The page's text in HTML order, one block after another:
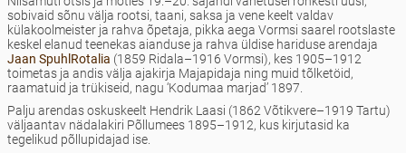
sobivaid sõnu välja rootsi, taani, saksa ja vene keelt valdav
külakoolmeister ja rahva õpetaja, pikka aega Vormsi saarel rootslaste
keskel elanud teenekas aianduse ja rahva üldise hariduse arendaja
Jaan SpuhlRotalia (1859 Ridala–1916 Vormsi), kes 1905–1912
toimetas ja andis välja ajakirja Majapidaja ning muid tõlketöid,
raamatuid ja trükiseid, nagu ‘Kodumaa marjad’ 1897.
Palju arendas oskuskeelt Hendrik Laasi (1862 Võtikvere–1919 Tartu)
väljaantav nädalakiri Põllumees 1895–1912, kus kirjutasid ka
tegelikud põllupidajad ise.